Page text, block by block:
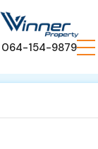
064-154-9879